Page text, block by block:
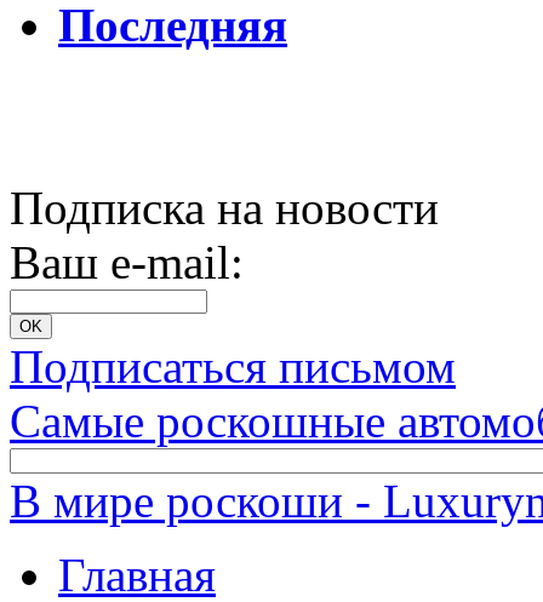
Последняя
Подписка на новости
Ваш e-mail:
Подписаться письмом
Самые роскошные
В мире роскоши -
Главная